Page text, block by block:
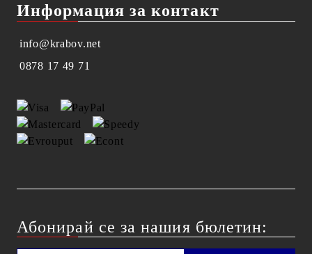
Информация за контакт
info@krabov.net
0878 17 49 71
Абонирай се за нашия бюлетин: